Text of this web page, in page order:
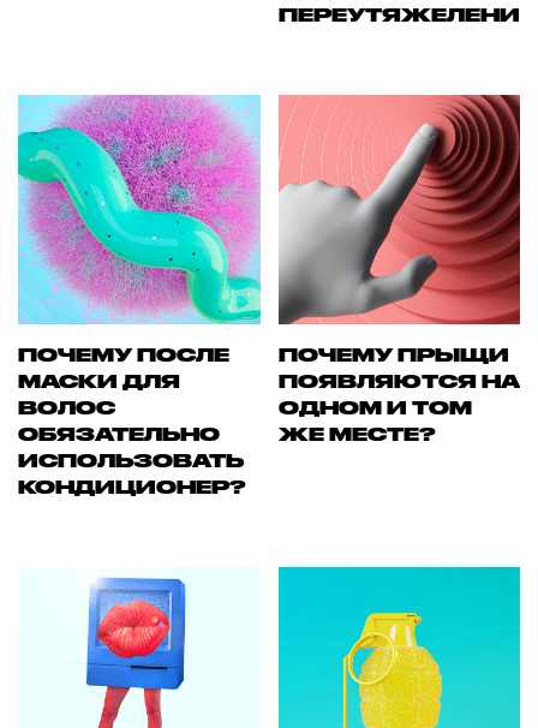
ПЕРЕУТЯЖЕЛЕНИЯ
ПОЧЕМУ ПОСЛЕ
МАСКИ ДЛЯ
ВОЛОС
ОБЯЗАТЕЛЬНО
ИСПОЛЬЗОВАТЬ
КОНДИЦИОНЕР?
ПОЧЕМУ ПРЫЩИ
ПОЯВЛЯЮТСЯ НА
ОДНОМ И ТОМ
ЖЕ МЕСТЕ?